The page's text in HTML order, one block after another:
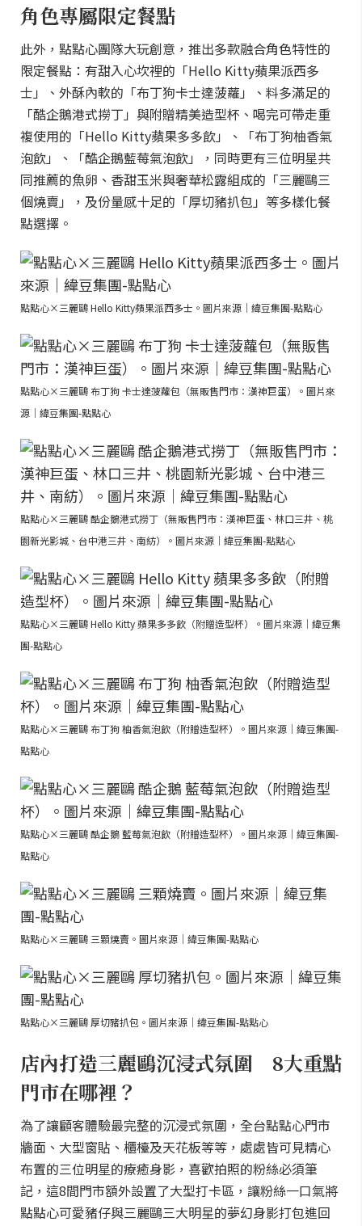
角色專屬限定餐點
此外，點點心團隊大玩創意，推出多款融合角色特性的
限定餐點：有甜入心坎裡的「Hello Kitty蘋果派西多
士」、外酥內軟的「布丁狗卡士達菠蘿」、料多滿足的
「酷企鵝港式撈丁」與附贈精美造型杯、喝完可帶走重
複使用的「Hello Kitty蘋果多多飲」、「布丁狗柚香氣
泡飲」、「酷企鵝藍莓氣泡飲」，同時更有三位明星共
同推薦的魚卵、香甜玉米與奢華松露組成的「三麗鷗三
個燒賣」，及份量感十足的「厚切豬扒包」等多樣化餐
點選擇。
點點心×三麗鷗 Hello Kitty蘋果派西多士。圖片來源｜緯豆集團-點點心
點點心×三麗鷗 布丁狗 卡士達菠蘿包（無販售門市：漢神巨蛋）。圖片來
源｜緯豆集團-點點心
點點心×三麗鷗 酷企鵝港式撈丁（無販售門市：漢神巨蛋、林口三井、桃
園新光影城、台中港三井、南紡）。圖片來源｜緯豆集團-點點心
點點心×三麗鷗 Hello Kitty 蘋果多多飲（附贈造型杯）。圖片來源｜緯豆集
團-點點心
點點心×三麗鷗 布丁狗 柚香氣泡飲（附贈造型杯）。圖片來源｜緯豆集團-
點點心
點點心×三麗鷗 酷企鵝 藍莓氣泡飲（附贈造型杯）。圖片來源｜緯豆集團-
點點心
點點心×三麗鷗 三顆燒賣。圖片來源｜緯豆集團-點點心
點點心×三麗鷗 厚切豬扒包。圖片來源｜緯豆集團-點點心
店內打造三麗鷗沉浸式氛圍 8大重點
門市在哪裡？
為了讓顧客體驗最完整的沉浸式氛圍，全台點點心門市
牆面、大型窗貼、櫃檯及天花板等等，處處皆可見精心
布置的三位明星的療癒身影，喜歡拍照的粉絲必須筆
記，這8間門市額外設置了大型打卡區，讓粉絲一口氣將
點點心可愛豬仔與三麗鷗三大明星的夢幻身影打包進回